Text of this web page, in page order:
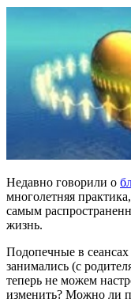
Недавно говорили о
многолетняя
самым
жизнь.
Подопечные в
занимались (с
теперь не можем
изменить? Можно ли